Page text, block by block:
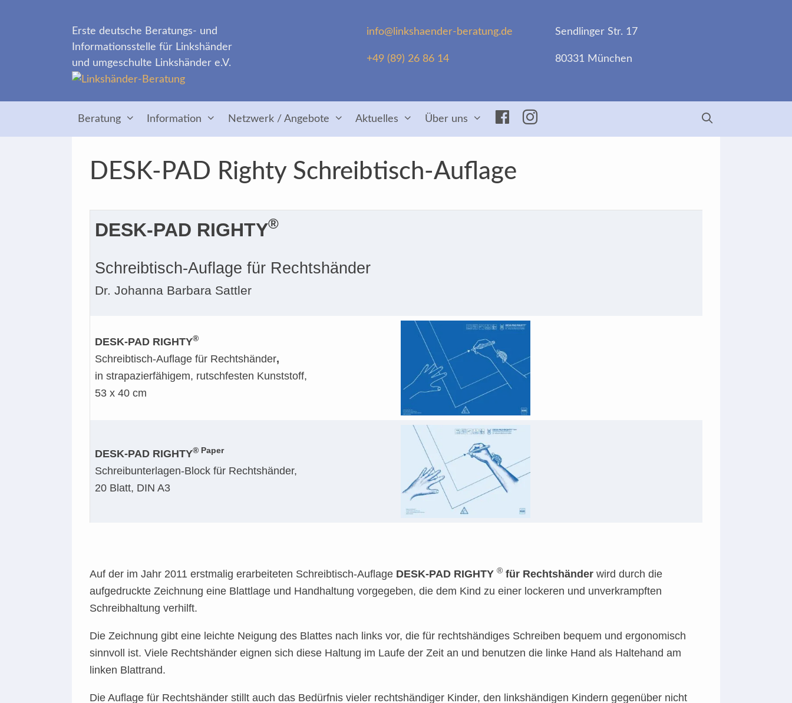
info@linkshaender-beratung.de
+49 (89) 26 86 14
Sendlinger Str. 17
80331 München
Erste deutsche Beratungs- und
Informationsstelle für Linkshänder
und umgeschulte Linkshänder e.V.
Beratung Information Netzwerk / Angebote Aktuelles Über uns Facebook
Insta
DESK-PAD Righty Schreibtisch-Auflage
DESK-PAD RIGHTY®
Schreibtisch-Auflage für Rechtshänder
Dr. Johanna Barbara Sattler
DESK-PAD RIGHTY®
Schreibtisch-Auflage für Rechtshänder,
in strapazierfähigem, rutschfesten Kunststoff,
53 x 40 cm
DESK-PAD RIGHTY® Paper
Schreibunterlagen-Block für Rechtshänder,
20 Blatt, DIN A3
Auf der im Jahr 2011 erstmalig erarbeiteten Schreibtisch-Auflage DESK-PAD RIGHTY ® für Rechtshänder wird durch die
aufgedruckte Zeichnung eine Blattlage und Handhaltung vorgegeben, die dem Kind zu einer lockeren und unverkrampften
Schreibhaltung verhilft.
Die Zeichnung gibt eine leichte Neigung des Blattes nach links vor, die für rechtshändiges Schreiben bequem und ergonomisch
sinnvoll ist. Viele Rechtshänder eignen sich diese Haltung im Laufe der Zeit an und benutzen die linke Hand als Haltehand am
linken Blattrand.
Die Auflage für Rechtshänder stillt auch das Bedürfnis vieler rechtshändiger Kinder, den linkshändigen Kindern gegenüber nicht